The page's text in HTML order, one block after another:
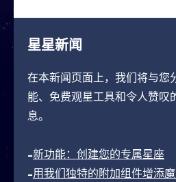
星星新闻
在本新闻页面上，我们将与您
能、免费观星工具和令人赞叹
息。
新功能：创建您的专属星座
用我们独特的附加组件增添